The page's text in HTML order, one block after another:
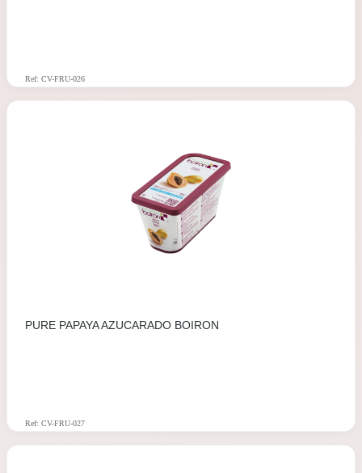
Ref: CV-FRU-026
PURE PAPAYA AZUCARADO BOIRON
Ref: CV-FRU-027